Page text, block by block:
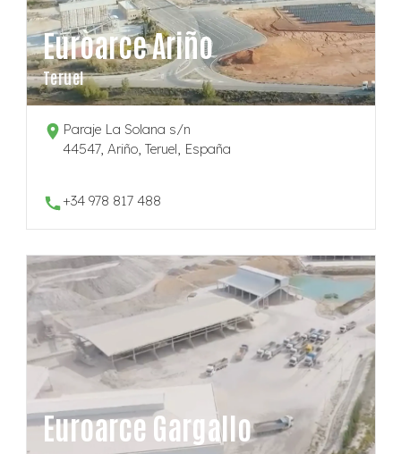
Euroarce Ariño
Teruel
Paraje La Solana s/n
44547, Ariño, Teruel, España
+34 978 817 488
Euroarce Gargallo